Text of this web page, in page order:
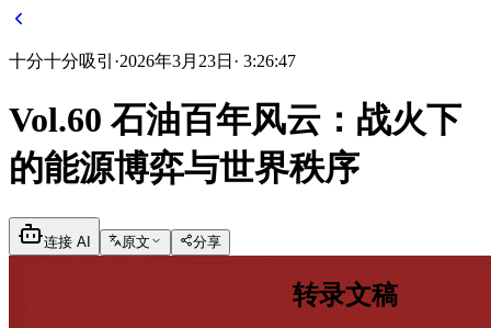
十分十分吸引 ·2026年3月23日 · 3:26:47
Vol.60 石油百年风云：战火下
的能源博弈与世界秩序
连接 AI 原文 分享
转录文稿